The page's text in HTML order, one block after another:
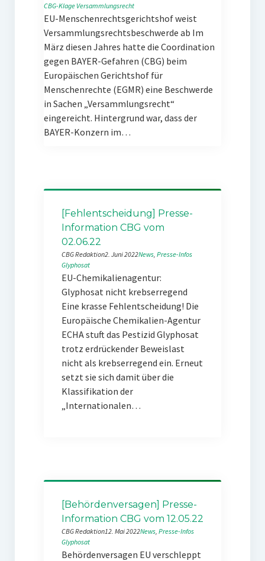
CBG-Klage Versammlungsrecht
EU-Menschenrechtsgerichtshof weist
Versammlungsrechtsbeschwerde ab Im
März diesen Jahres hatte die Coordination
gegen BAYER-Gefahren (CBG) beim
Europäischen Gerichtshof für
Menschenrechte (EGMR) eine Beschwerde
in Sachen „Versammlungsrecht“
eingereicht. Hintergrund war, dass der
BAYER-Konzern im…
[Fehlentscheidung] Presse-
Information CBG vom
02.06.22
CBG Redaktion2. Juni 2022News, Presse-Infos
Glyphosat
EU-Chemikalienagentur:
Glyphosat nicht krebserregend
Eine krasse Fehlentscheidung! Die
Europäische Chemikalien-Agentur
ECHA stuft das Pestizid Glyphosat
trotz erdrückender Beweislast
nicht als krebserregend ein. Erneut
setzt sie sich damit über die
Klassifikation der
„Internationalen…
[Behördenversagen] Presse-
Information CBG vom 12.05.22
CBG Redaktion12. Mai 2022News, Presse-Infos
Glyphosat
Behördenversagen EU verschleppt